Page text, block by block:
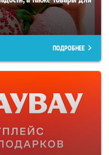
ПОДРОБНЕЕ